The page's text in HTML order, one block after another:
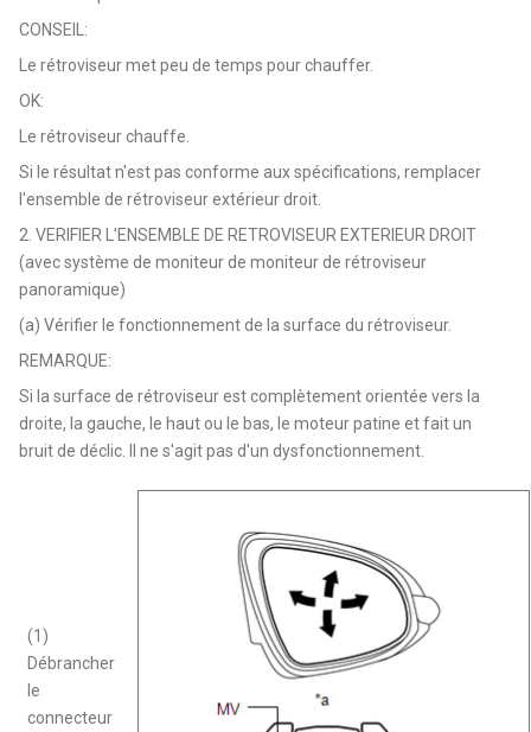
CONSEIL:
Le rétroviseur met peu de temps pour chauffer.
OK:
Le rétroviseur chauffe.
Si le résultat n'est pas conforme aux spécifications, remplacer
l'ensemble de rétroviseur extérieur droit.
2. VERIFIER L'ENSEMBLE DE RETROVISEUR EXTERIEUR DROIT
(avec système de moniteur de moniteur de rétroviseur
panoramique)
(a) Vérifier le fonctionnement de la surface du rétroviseur.
REMARQUE:
Si la surface de rétroviseur est complètement orientée vers la
droite, la gauche, le haut ou le bas, le moteur patine et fait un
bruit de déclic. Il ne s'agit pas d'un dysfonctionnement.
(1)
Débrancher
le
connecteur